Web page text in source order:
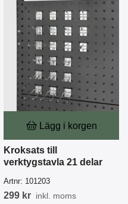
Lägg i korgen
Kroksats till
verktygstavla 21 delar
Artnr: 101203
299 kr inkl. moms